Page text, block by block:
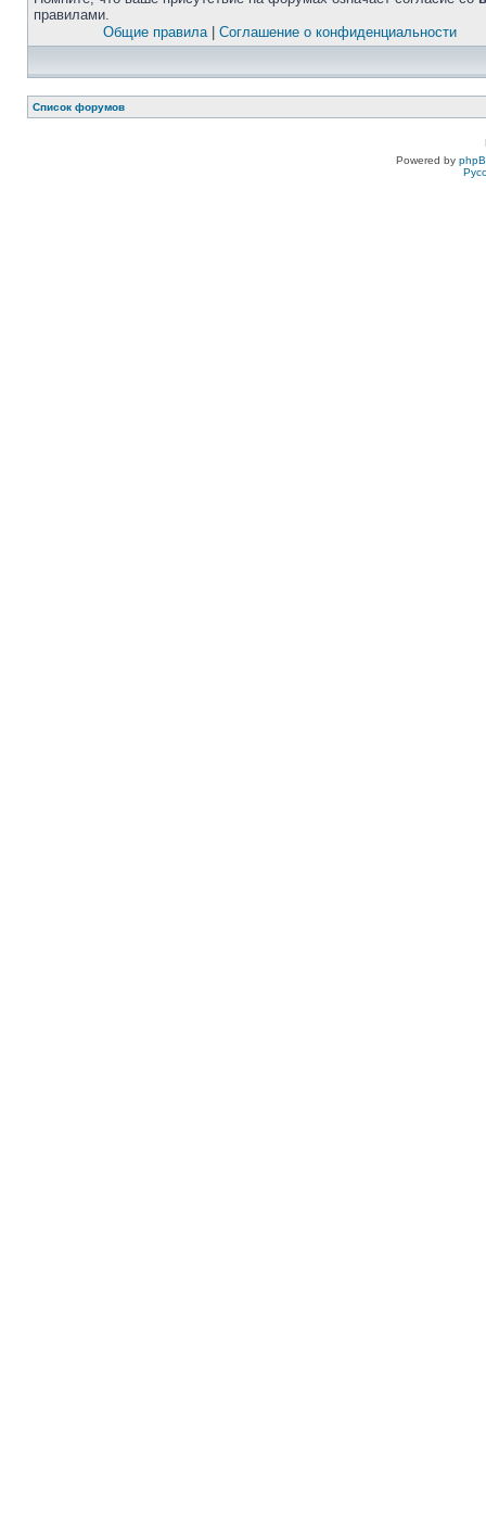
правилами.
Общие правила| Соглашение о конфиденциальности
Список форумов
Powered by